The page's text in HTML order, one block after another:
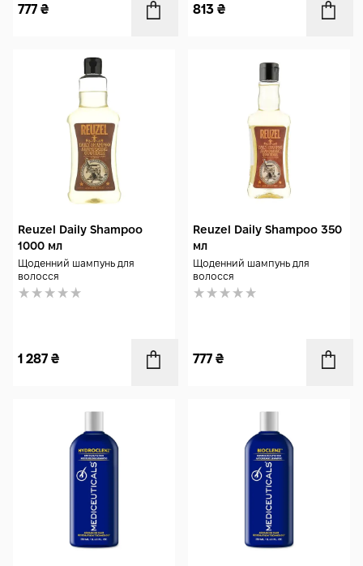
777 ₴ 813 ₴
Reuzel Daily Shampoo
1000 мл
Щоденний шампунь для
волосся
1 287 ₴
Reuzel Daily Shampoo 350
мл
Щоденний шампунь для
волосся
777 ₴